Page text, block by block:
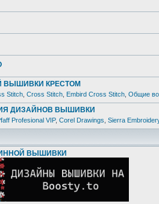
КРЕСТОМ
Stitch Cross Stitch Embird Cross Stitch Общие
ДИЗАЙНОВ ВЫШИВКИ
Profesional VIP, Corel Drawings Sierra
ВЫШИВКИ